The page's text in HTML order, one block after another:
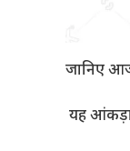
जानिए
यह आंकड़ा